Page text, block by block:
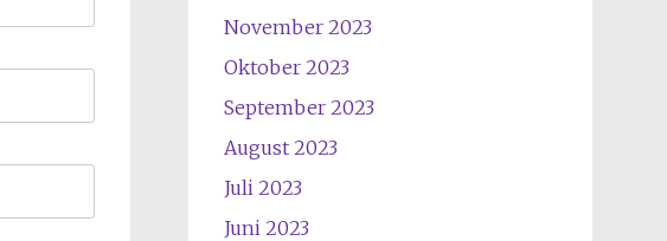
November 2023
Oktober 2023
September 2023
August 2023
Juli 2023
Juni 2023